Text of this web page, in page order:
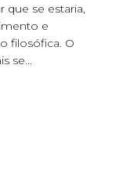
que se estaria,
e
filosófica. O
se...